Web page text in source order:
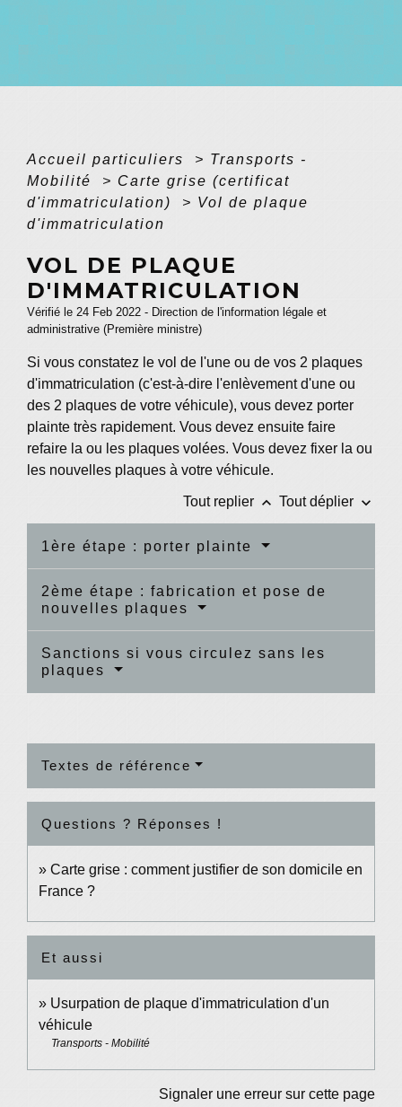
Accueil particuliers > Transports -
Mobilité
> Carte grise (certificat
d'immatriculation)
> Vol de plaque
d'immatriculation
VOL DE PLAQUE
D'IMMATRICULATION
Vérifié le 24 Feb 2022 - Direction de l'information légale et
administrative (Première ministre)
Si vous constatez le vol de l'une ou de vos 2 plaques
d'immatriculation (c'est-à-dire l'enlèvement d'une ou
des 2 plaques de votre véhicule), vous devez porter
plainte très rapidement. Vous devez ensuite faire
refaire la ou les plaques volées. Vous devez fixer la ou
les nouvelles plaques à votre véhicule.
Tout replier keyboard_arrow_up Tout déplier keyboard_arrow_down
1ère étape : porter plainte
2ème étape : fabrication et pose de
nouvelles plaques
Sanctions si vous circulez sans les
plaques
Textes de référence
Questions ? Réponses !
Carte grise : comment justifier de son domicile en
France ?
Et aussi
Usurpation de plaque d'immatriculation d'un
véhicule
Transports - Mobilité
Signaler une erreur sur cette page